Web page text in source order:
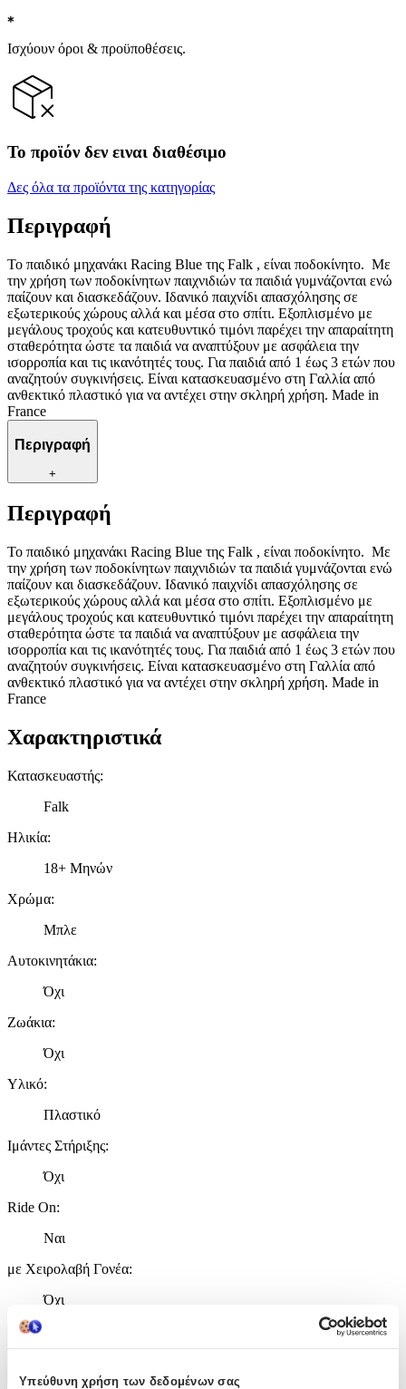
Υπεύθυνη χρήση των δεδομένων σας
Ισχύουν όροι & προϋποθέσεις.
Το προϊόν δεν ειναι διαθέσιμο
Δες όλα τα προϊόντα της κατηγορίας
Περιγραφή
Το παιδικό μηχανάκι Racing Blue της Falk , είναι ποδοκίνητο. Με
την χρήση των ποδοκίνητων παιχνιδιών τα παιδιά γυμνάζονται ενώ
παίζουν και διασκεδάζουν. Ιδανικό παιχνίδι απασχόλησης σε
εξωτερικούς χώρους αλλά και μέσα στο σπίτι. Εξοπλισμένο με
μεγάλους τροχούς και κατευθυντικό τιμόνι παρέχει την απαραίτητη
σταθερότητα ώστε τα παιδιά να αναπτύξουν με ασφάλεια την
ισορροπία και τις ικανότητές τους. Για παιδιά από 1 έως 3 ετών που
αναζητούν συγκινήσεις. Είναι κατασκευασμένο στη Γαλλία από
ανθεκτικό πλαστικό για να αντέχει στην σκληρή χρήση. Made in
France
Περιγραφή
+
Περιγραφή
Το παιδικό μηχανάκι Racing Blue της Falk , είναι ποδοκίνητο. Με
την χρήση των ποδοκίνητων παιχνιδιών τα παιδιά γυμνάζονται ενώ
παίζουν και διασκεδάζουν. Ιδανικό παιχνίδι απασχόλησης σε
εξωτερικούς χώρους αλλά και μέσα στο σπίτι. Εξοπλισμένο με
μεγάλους τροχούς και κατευθυντικό τιμόνι παρέχει την απαραίτητη
σταθερότητα ώστε τα παιδιά να αναπτύξουν με ασφάλεια την
ισορροπία και τις ικανότητές τους. Για παιδιά από 1 έως 3 ετών που
αναζητούν συγκινήσεις. Είναι κατασκευασμένο στη Γαλλία από
ανθεκτικό πλαστικό για να αντέχει στην σκληρή χρήση. Made in
France
Χαρακτηριστικά
Κατασκευαστής:
Falk
Ηλικία:
18+ Μηνών
Χρώμα:
Μπλε
Αυτοκινητάκια:
Όχι
Ζωάκια:
Όχι
Υλικό:
Πλαστικό
Ιμάντες Στήριξης:
Όχι
Ride On:
Ναι
με Χειρολαβή Γονέα:
Όχι
Χαρακτηριστικά
+